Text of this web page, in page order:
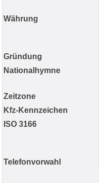
Währung
Gründung
Nationalhymne
Zeitzone
Kfz-Kennzeichen
ISO 3166
Telefonvorwahl